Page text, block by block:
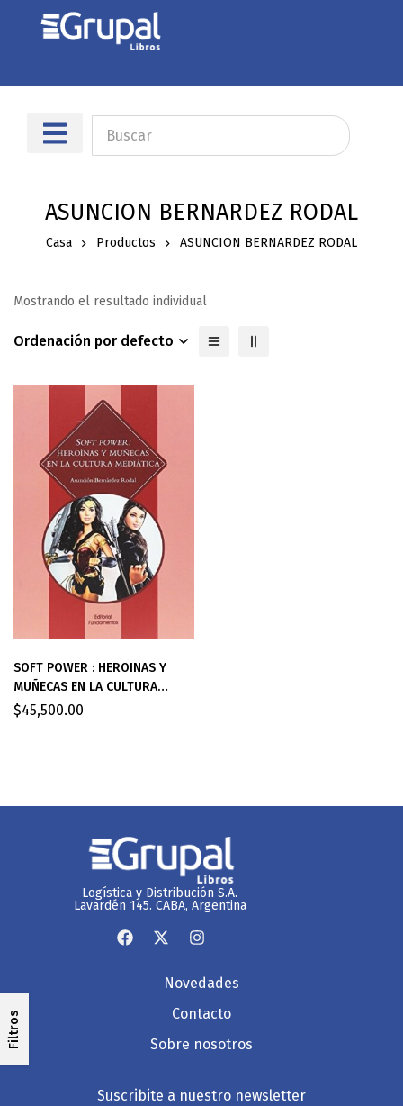
ASUNCION BERNARDEZ RODAL
Casa Productos ASUNCION BERNARDEZ RODAL
Filtros
Mostrando el resultado individual
Ordenación por defecto
SOFT POWER : HEROINAS Y
MUÑECAS EN LA CULTURA
MEDIATICA
$45,500.00
Logística y Distribución S.A.
Lavardén 145. CABA, Argentina
Novedades
Contacto
Sobre nosotros
Suscribite a nuestro newsletter